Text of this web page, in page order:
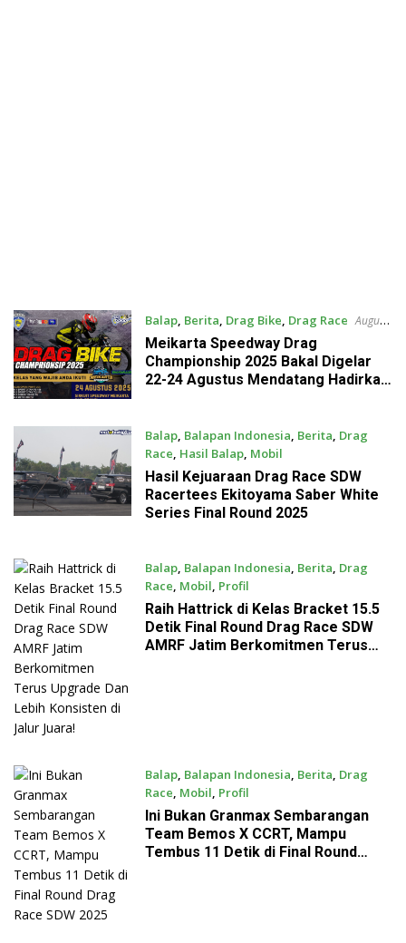
Balap, Berita, Drag Bike, Drag Race August
11, 2025
Meikarta Speedway Drag
Championship 2025 Bakal Digelar
22-24 Agustus Mendatang Hadirkan
Balap, Balapan Indonesia, Berita, Drag
Race, Hasil Balap, Mobil
August 8, 2025
Hasil Kejuaraan Drag Race SDW
Racertees Ekitoyama Saber White
Series Final Round 2025
Balap, Balapan Indonesia, Berita, Drag
Race, Mobil, Profil
August 6, 2025
Raih Hattrick di Kelas Bracket 15.5
Detik Final Round Drag Race SDW
AMRF Jatim Berkomitmen Terus
Balap, Balapan Indonesia, Berita, Drag
Race, Mobil, Profil
August 6, 2025
Ini Bukan Granmax Sembarangan
Team Bemos X CCRT, Mampu
Tembus 11 Detik di Final Round